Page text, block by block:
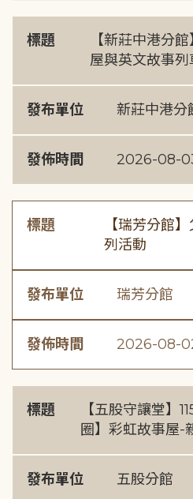
標題
【新莊中港分
屋與英文故事列
發布單位 新莊中港分
發佈時間 2026-08-
標題
【瑞芳分館
列活動
發布單位 瑞芳分館
發佈時間 2026-08-
標題
【五股守讓堂】
圈】彩虹故事屋-
發布單位 五股分館